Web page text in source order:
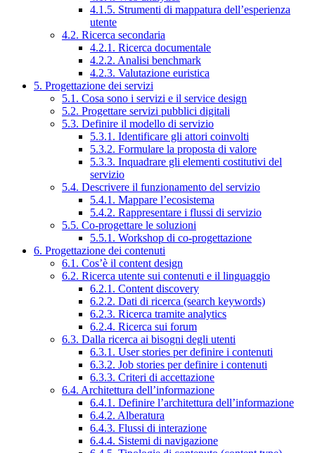
4.1.5. Strumenti di mappatura dell’esperienza
utente
4.2. Ricerca secondaria
4.2.1. Ricerca documentale
4.2.2. Analisi benchmark
4.2.3. Valutazione euristica
5. Progettazione dei servizi
5.1. Cosa sono i servizi e il service design
5.2. Progettare servizi pubblici digitali
5.3. Definire il modello di servizio
5.3.1. Identificare gli attori coinvolti
5.3.2. Formulare la proposta di valore
5.3.3. Inquadrare gli elementi costitutivi del
servizio
5.4. Descrivere il funzionamento del servizio
5.4.1. Mappare l’ecosistema
5.4.2. Rappresentare i flussi di servizio
5.5. Co-progettare le soluzioni
5.5.1. Workshop di co-progettazione
6. Progettazione dei contenuti
6.1. Cos’è il content design
6.2. Ricerca utente sui contenuti e il linguaggio
6.2.1. Content discovery
6.2.2. Dati di ricerca (search keywords)
6.2.3. Ricerca tramite analytics
6.2.4. Ricerca sui forum
6.3. Dalla ricerca ai bisogni degli utenti
6.3.1. User stories per definire i contenuti
6.3.2. Job stories per definire i contenuti
6.3.3. Criteri di accettazione
6.4. Architettura dell’informazione
6.4.1. Definire l’architettura dell’informazione
6.4.2. Alberatura
6.4.3. Flussi di interazione
6.4.4. Sistemi di navigazione